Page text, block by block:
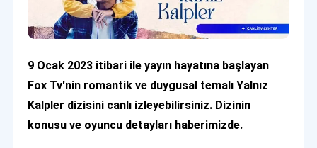
9 Ocak 2023 itibari ile yayın hayatına başlayan
Fox Tv'nin romantik ve duygusal temalı Yalnız
Kalpler dizisini canlı izleyebilirsiniz. Dizinin
konusu ve oyuncu detayları haberimizde.